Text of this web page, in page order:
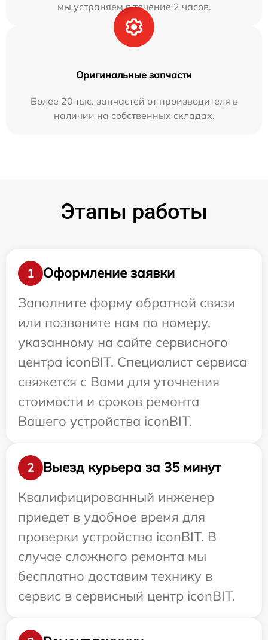
мы устраняем в течение 2 часов.
Оригинальные запчасти
Более 20 тыс. запчастей от производителя в
наличии на собственных складах.
Этапы работы
1
Оформление заявки
Заполните форму обратной связи
или позвоните нам по номеру,
указанному на сайте сервисного
центра iconBIT. Специалист сервиса
свяжется с Вами для уточнения
стоимости и сроков ремонта
Вашего устройства iconBIT.
2
Выезд курьера за 35 минут
Квалифицированный инженер
приедет в удобное время для
проверки устройства iconBIT. В
случае сложного ремонта мы
бесплатно доставим технику в
сервис в сервисный центр iconBIT.